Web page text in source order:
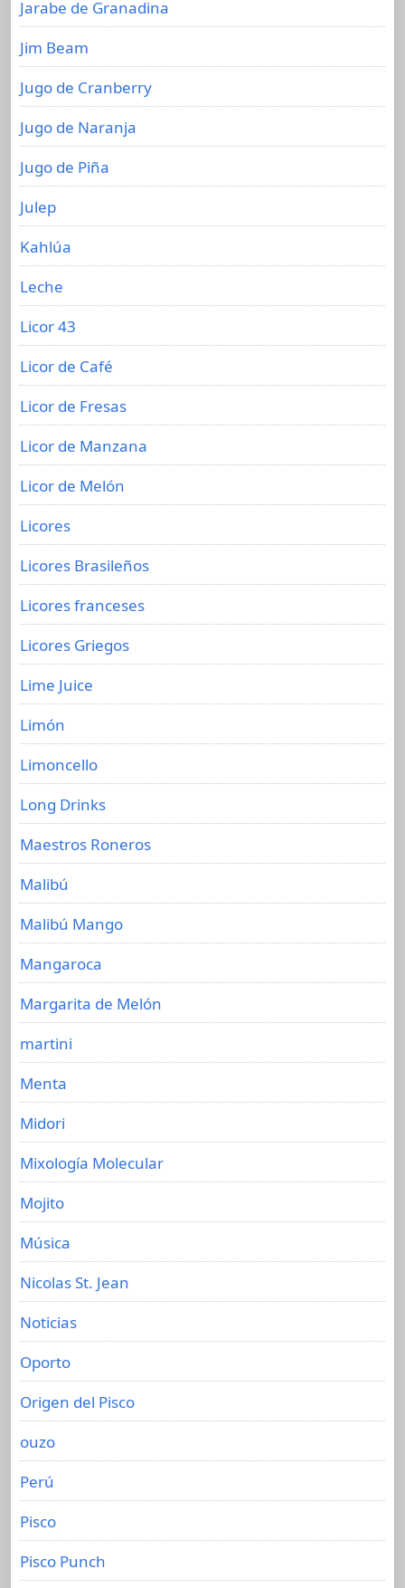
Jarabe de Granadina
Jim Beam
Jugo de Cranberry
Jugo de Naranja
Jugo de Piña
Julep
Kahlúa
Leche
Licor 43
Licor de Café
Licor de Fresas
Licor de Manzana
Licor de Melón
Licores
Licores Brasileños
Licores franceses
Licores Griegos
Lime Juice
Limón
Limoncello
Long Drinks
Maestros Roneros
Malibú
Malibú Mango
Mangaroca
Margarita de Melón
martini
Menta
Midori
Mixología Molecular
Mojito
Música
Nicolas St. Jean
Noticias
Oporto
Origen del Pisco
ouzo
Perú
Pisco
Pisco Punch